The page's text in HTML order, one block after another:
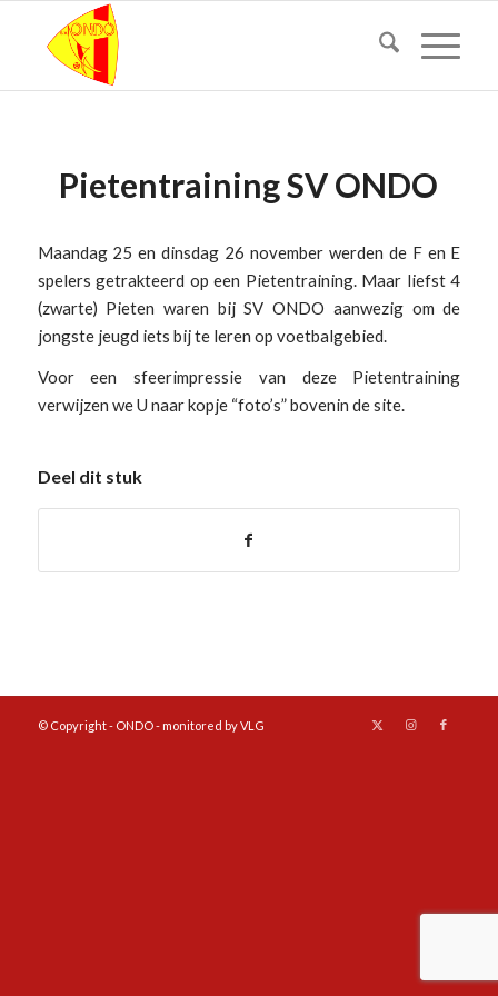
Pietentraining SV ONDO
Maandag 25 en dinsdag 26 november werden de F en E
spelers getrakteerd op een Pietentraining. Maar liefst 4
(zwarte) Pieten waren bij SV ONDO aanwezig om de
jongste jeugd iets bij te leren op voetbalgebied.
Voor een sfeerimpressie van deze Pietentraining
verwijzen we U naar kopje “foto’s” bovenin de site.
Deel dit stuk
© Copyright - ONDO - monitored by VLG